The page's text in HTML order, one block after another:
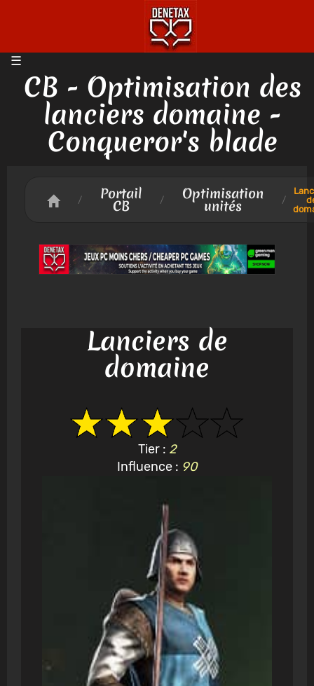
CB - Optimisation des
lanciers domaine -
Conqueror's blade
/ Portail
CB / Optimisation
unités /
Lanciers de
domaine
Tier : 2
Influence : 90